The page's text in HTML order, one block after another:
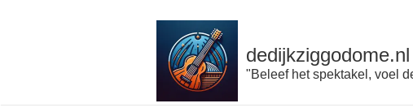
dedijkziggodome.nl
"Beleef het spektakel, voel